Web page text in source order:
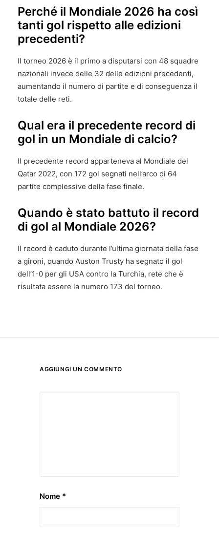
Perché il Mondiale 2026 ha così
tanti gol rispetto alle edizioni
precedenti?
Il torneo 2026 è il primo a disputarsi con 48 squadre
nazionali invece delle 32 delle edizioni precedenti,
aumentando il numero di partite e di conseguenza il
totale delle reti.
Qual era il precedente record di
gol in un Mondiale di calcio?
Il precedente record apparteneva al Mondiale del
Qatar 2022, con 172 gol segnati nell’arco di 64
partite complessive della fase finale.
Quando è stato battuto il record
di gol al Mondiale 2026?
Il record è caduto durante l’ultima giornata della fase
a gironi, quando Auston Trusty ha segnato il gol
dell’1-0 per gli USA contro la Turchia, rete che è
risultata essere la numero 173 del torneo.
AGGIUNGI UN COMMENTO
Nome *